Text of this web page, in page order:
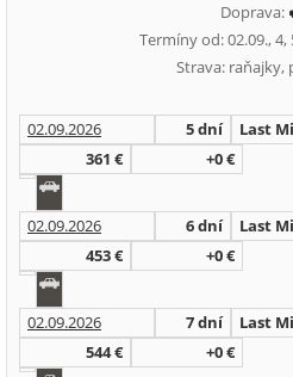
Doprava:
Termíny od: 02.09., 4,
Strava: raňajky,
02.09.2026 5 dní
Last
361 €
+0 €
02.09.2026 6 dní
Last
453 €
+0 €
02.09.2026 7 dní
Last
544 €
+0 €